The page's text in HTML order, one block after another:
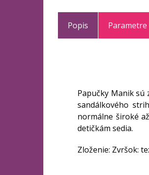
Popis Parametre
Papučky Manik sú
sandálkového
normálne široké
detičkám sedia.
Zloženie: Zvršok: